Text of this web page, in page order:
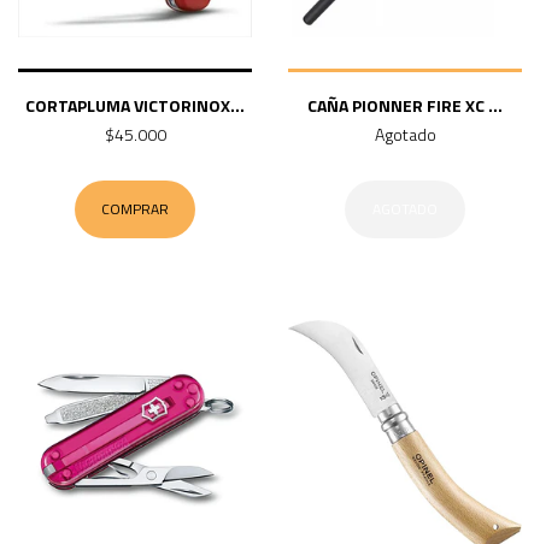
CORTAPLUMA VICTORINOX...
$45.000
COMPRAR
CAÑA PIONNER FIRE XC ...
Agotado